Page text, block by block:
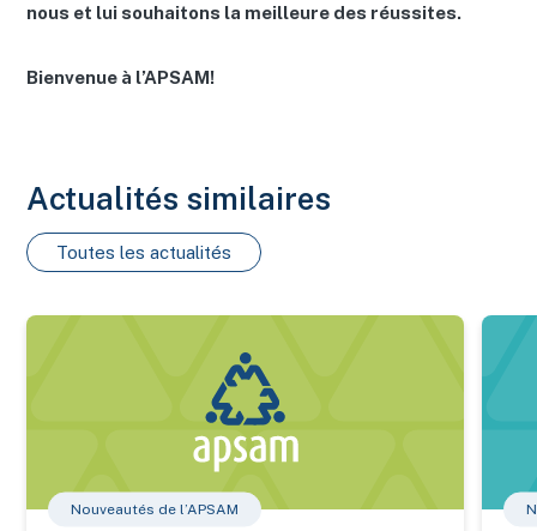
nous et lui souhaitons la meilleure des réussites.
Bienvenue à l’APSAM!
Actualités similaires
Toutes les actualités
Nouveautés en SST : s’informer, s’outiller et agir – Été 2026
Nouveautés de l’APSAM
Le